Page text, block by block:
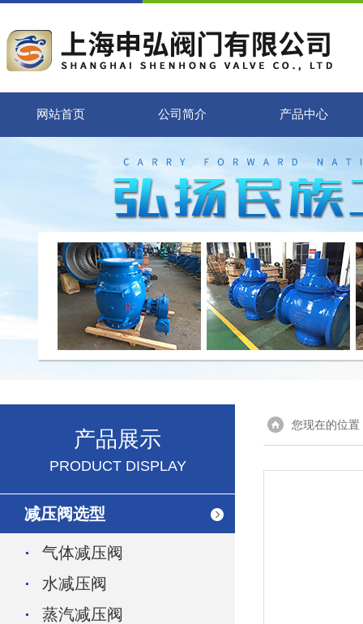
网站首页 公司简介 产品中心
产品展示
PRODUCT DISPLAY
减压阀选型
气体减压阀
水减压阀
蒸汽减压阀
您现在的位置